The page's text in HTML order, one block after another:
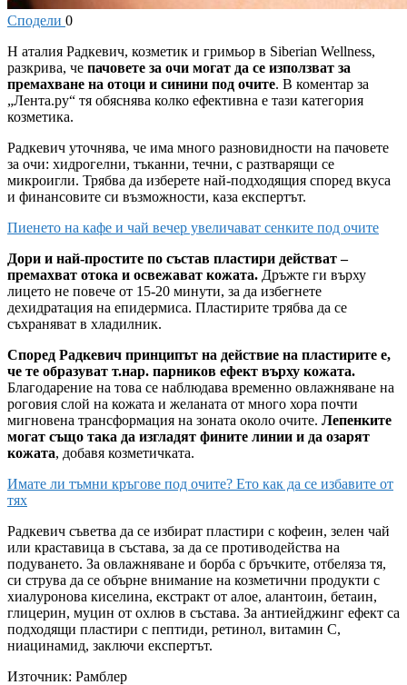
Сподели 0
Н аталия Радкевич, козметик и гримьор в Siberian Wellness,
разкрива, че пачовете за очи могат да се използват за
премахване на отоци и синини под очите. В коментар за
„Лента.ру“ тя обяснява колко ефективна е тази категория
козметика.
Радкевич уточнява, че има много разновидности на пачовете
за очи: хидрогелни, тъканни, течни, с разтварящи се
микроигли. Трябва да изберете най-подходящия според вкуса
и финансовите си възможности, каза експертът.
Пиенето на кафе и чай вечер увеличават сенките под очите
Дори и най-простите по състав пластири действат –
премахват отока и освежават кожата. Дръжте ги върху
лицето не повече от 15-20 минути, за да избегнете
дехидратация на епидермиса. Пластирите трябва да се
съхраняват в хладилник.
Според Радкевич принципът на действие на пластирите е,
че те образуват т.нар. парников ефект върху кожата.
Благодарение на това се наблюдава временно овлажняване на
роговия слой на кожата и желаната от много хора почти
мигновена трансформация на зоната около очите. Лепенките
могат също така да изгладят фините линии и да озарят
кожата, добавя козметичката.
Имате ли тъмни кръгове под очите? Ето как да се избавите от
тях
Радкевич съветва да се избират пластири с кофеин, зелен чай
или краставица в състава, за да се противодейства на
подуването. За овлажняване и борба с бръчките, отбеляза тя,
си струва да се обърне внимание на козметични продукти с
хиалуронова киселина, екстракт от алое, алантоин, бетаин,
глицерин, муцин от охлюв в състава. За антиейджинг ефект са
подходящи пластири с пептиди, ретинол, витамин С,
ниацинамид, заключи експертът.
Източник: Рамблер